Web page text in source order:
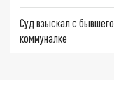
Суд взыскал с
коммуналке